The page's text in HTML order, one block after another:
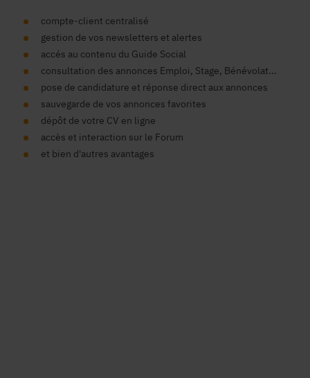
compte-client centralisé
gestion de vos newsletters et alertes
accés au contenu du Guide Social
consultation des annonces Emploi, Stage, Bénévolat...
pose de candidature et réponse direct aux annonces
sauvegarde de vos annonces favorites
dépôt de votre CV en ligne
accès et interaction sur le Forum
et bien d'autres avantages